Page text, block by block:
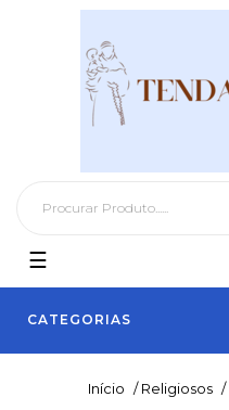
CATEGORIAS
Toggle
navigation
☰
Início / Religiosos /